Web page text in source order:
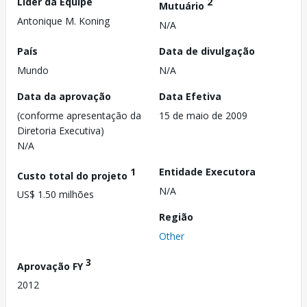
Antonique M. Koning
Mutuário
N/A
País
Mundo
Data de divulgação
N/A
Data da aprovação
(conforme apresentação da
Diretoria Executiva)
N/A
Data Efetiva
15 de maio de 2009
Custo total do projeto 1
US$ 1.50 milhões
Entidade Executora
N/A
Região
Other
Aprovação FY3
2012